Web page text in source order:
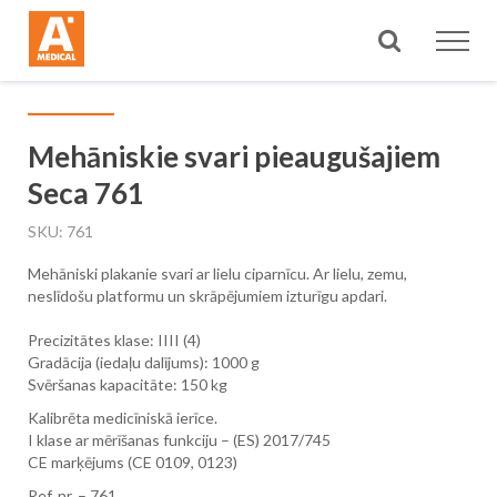
Meklēt
Mehāniskie svari pieaugušajiem
Seca 761
SKU 761
Mehāniski plakanie svari ar lielu ciparnīcu. Ar lielu, zemu,
neslīdošu platformu un skrāpējumiem izturīgu apdari.
Precizitātes klase: IIII (4)
Gradācija (iedaļu dalījums): 1000 g
Svēršanas kapacitāte: 150 kg
Kalibrēta medicīniskā ierīce.
I klase ar mērīšanas funkciju – (ES) 2017/745
CE marķējums (CE 0109, 0123)